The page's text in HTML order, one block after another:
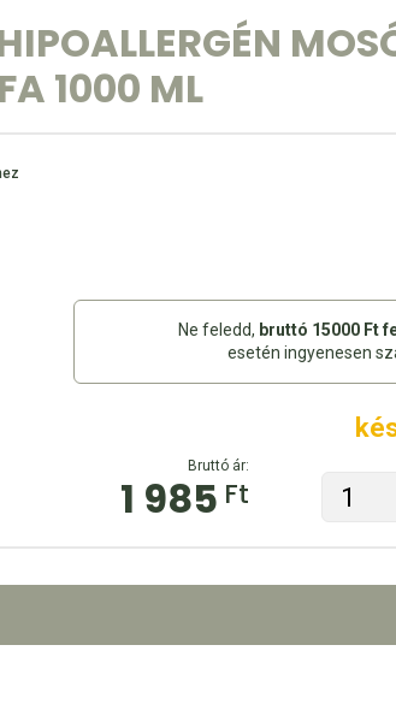
1000 ML
Ne feledd, bruttó 15000 Ft
esetén ingyenesen
Bruttó ár:
1 985 Ft